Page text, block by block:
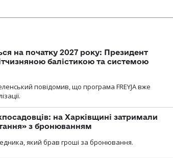
на початку 2027 року: Президент
балістикою та системою
повідомив, що програма FREYJA вже
на Харківщині затримали
з бронюванням
який брав гроші за бронювання.